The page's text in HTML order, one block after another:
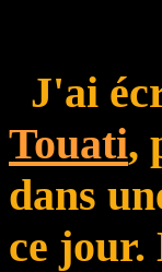
J'ai
Touati,
dans
ce jour.